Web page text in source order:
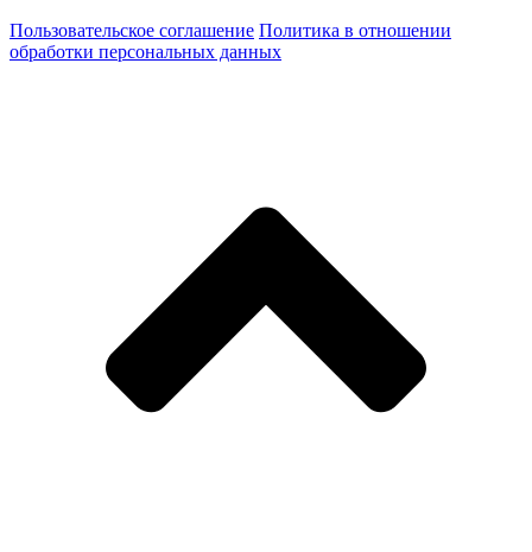
Пользовательское соглашение Политика в отношении
обработки персональных данных